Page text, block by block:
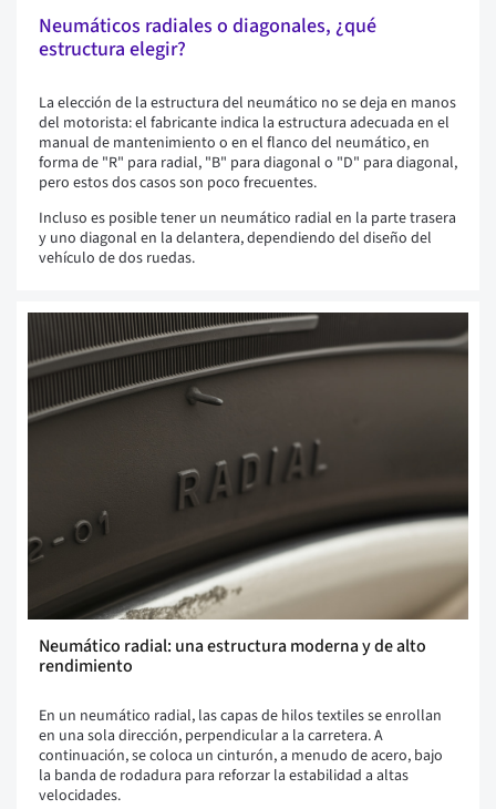
Neumáticos radiales o diagonales, ¿qué
estructura elegir?
La elección de la estructura del neumático no se deja en manos
del motorista: el fabricante indica la estructura adecuada en el
manual de mantenimiento o en el flanco del neumático, en
forma de "R" para radial, "B" para diagonal o "D" para diagonal,
pero estos dos casos son poco frecuentes.
Incluso es posible tener un neumático radial en la parte trasera
y uno diagonal en la delantera, dependiendo del diseño del
vehículo de dos ruedas.
Neumático radial: una estructura moderna y de alto
rendimiento
En un neumático radial, las capas de hilos textiles se enrollan
en una sola dirección, perpendicular a la carretera. A
continuación, se coloca un cinturón, a menudo de acero, bajo
la banda de rodadura para reforzar la estabilidad a altas
velocidades.